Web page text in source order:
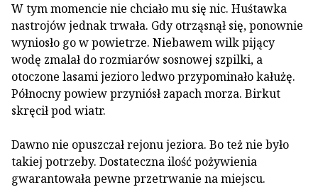
W tym momencie nie chciało mu się nic. Huśtawka
nastrojów jednak trwała. Gdy otrząsnął się, ponownie
wyniosło go w powietrze. Niebawem wilk pijący
wodę zmalał do rozmiarów sosnowej szpilki, a
otoczone lasami jezioro ledwo przypominało kałużę.
Północny powiew przyniósł zapach morza. Birkut
skręcił pod wiatr.
Dawno nie opuszczał rejonu jeziora. Bo też nie było
takiej potrzeby. Dostateczna ilość pożywienia
gwarantowała pewne przetrwanie na miejscu.